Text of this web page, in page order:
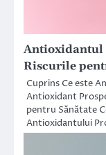
Antioxidantul
Riscurile
Cuprins Ce este
Antioxidant
pentru Sănătate
Antioxidantului